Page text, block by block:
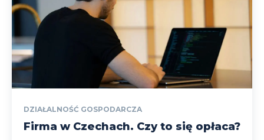
DZIAŁALNOŚĆ GOSPODARCZA
Firma w Czechach. Czy to się opłaca?